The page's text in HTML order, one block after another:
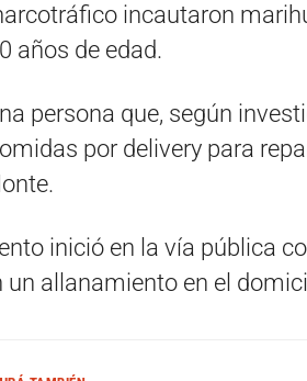
incautaron
años de edad.
persona que, según
por delivery para
inició en la vía pública
un allanamiento en el